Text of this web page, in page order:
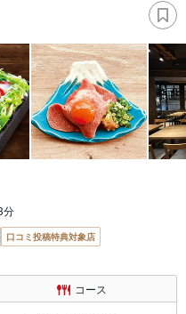
分
口コミ投稿特典対象店
コース